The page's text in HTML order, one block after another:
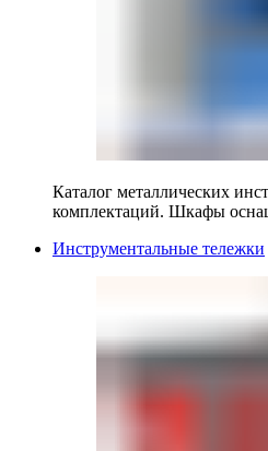
Каталог металлических
комплектаций. Шкафы
Инструментальные тележки